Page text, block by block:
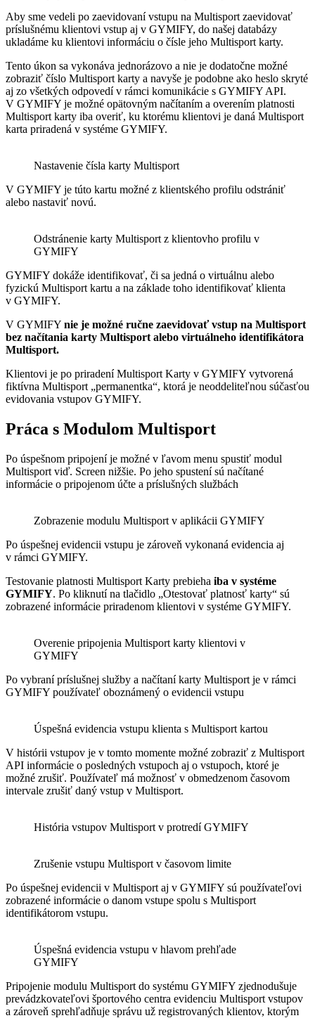
Aby sme vedeli po zaevidovaní vstupu na Multisport zaevidovať
príslušnému klientovi vstup aj v GYMIFY, do našej databázy
ukladáme ku klientovi informáciu o čísle jeho Multisport karty.
Tento úkon sa vykonáva jednorázovo a nie je dodatočne možné
zobraziť číslo Multisport karty a navyše je podobne ako heslo skryté
aj zo všetkých odpovedí v rámci komunikácie s GYMIFY API.
V GYMIFY je možné opätovným načítaním a overením platnosti
Multisport karty iba overiť, ku ktorému klientovi je daná Multisport
karta priradená v systéme GYMIFY.
Nastavenie čísla karty Multisport
V GYMIFY je túto kartu možné z klientského profilu odstrániť
alebo nastaviť novú.
Odstránenie karty Multisport z klientovho profilu v
GYMIFY
GYMIFY dokáže identifikovať, či sa jedná o virtuálnu alebo
fyzickú Multisport kartu a na základe toho identifikovať klienta
v GYMIFY.
V GYMIFY nie je možné ručne zaevidovať vstup na Multisport
bez načítania karty Multisport alebo virtuálneho identifikátora
Multisport.
Klientovi je po priradení Multisport Karty v GYMIFY vytvorená
fiktívna Multisport „permanentka“, ktorá je neoddeliteľnou súčasťou
evidovania vstupov GYMIFY.
Práca s Modulom Multisport
Po úspešnom pripojení je možné v ľavom menu spustiť modul
Multisport viď. Screen nižšie. Po jeho spustení sú načítané
informácie o pripojenom účte a príslušných službách
Zobrazenie modulu Multisport v aplikácii GYMIFY
Po úspešnej evidencii vstupu je zároveň vykonaná evidencia aj
v rámci GYMIFY.
Testovanie platnosti Multisport Karty prebieha iba v systéme
GYMIFY. Po kliknutí na tlačidlo „Otestovať platnosť karty“ sú
zobrazené informácie priradenom klientovi v systéme GYMIFY.
Overenie pripojenia Multisport karty klientovi v
GYMIFY
Po vybraní príslušnej služby a načítaní karty Multisport je v rámci
GYMIFY používateľ oboznámený o evidencii vstupu
Úspešná evidencia vstupu klienta s Multisport kartou
V histórii vstupov je v tomto momente možné zobraziť z Multisport
API informácie o posledných vstupoch aj o vstupoch, ktoré je
možné zrušiť. Používateľ má možnosť v obmedzenom časovom
intervale zrušiť daný vstup v Multisport.
História vstupov Multisport v protredí GYMIFY
Zrušenie vstupu Multisport v časovom limite
Po úspešnej evidencii v Multisport aj v GYMIFY sú používateľovi
zobrazené informácie o danom vstupe spolu s Multisport
identifikátorom vstupu.
Úspešná evidencia vstupu v hlavom prehľade
GYMIFY
Pripojenie modulu Multisport do systému GYMIFY zjednodušuje
prevádzkovateľovi športového centra evidenciu Multisport vstupov
a zároveň sprehľadňuje správu už registrovaných klientov, ktorým